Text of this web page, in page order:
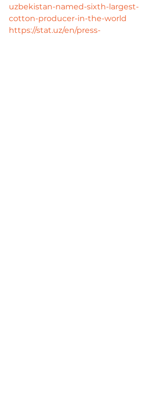
uzbekistan-named-sixth-largest-
cotton-producer-in-the-world
https://stat.uz/en/press-